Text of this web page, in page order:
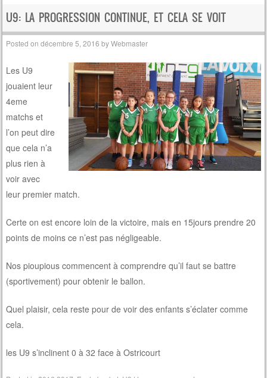
U9: LA PROGRESSION CONTINUE, ET CELA SE VOIT
Posted ondécembre 5, 2016 byWebmaster
Les U9
jouaient leur
4eme
matchs et
l’on peut dire
que cela n’a
plus rien à
voir avec
leur premier match.
Certe on est encore loin de la victoire, mais en 15jours prendre 20
points de moins ce n’est pas négligeable.
Nos pioupious commencent à comprendre qu’il faut se battre
(sportivement) pour obtenir le ballon.
Quel plaisir, cela reste pour de voir des enfants s’éclater comme
cela.
les U9 s’inclinent 0 à 32 face à Ostricourt